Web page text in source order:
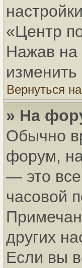
«Центр
Нажав на
изменить
Вернуться
» На
Обычно
форум,
— это
часовой
других
Если вы